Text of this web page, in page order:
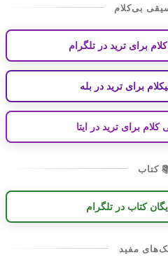
بی‌کلام
برای ترید در تلگرام
برای ترید در بله
برای ترید در ایتا
کتاب
کتاب در تلگرام
مفید